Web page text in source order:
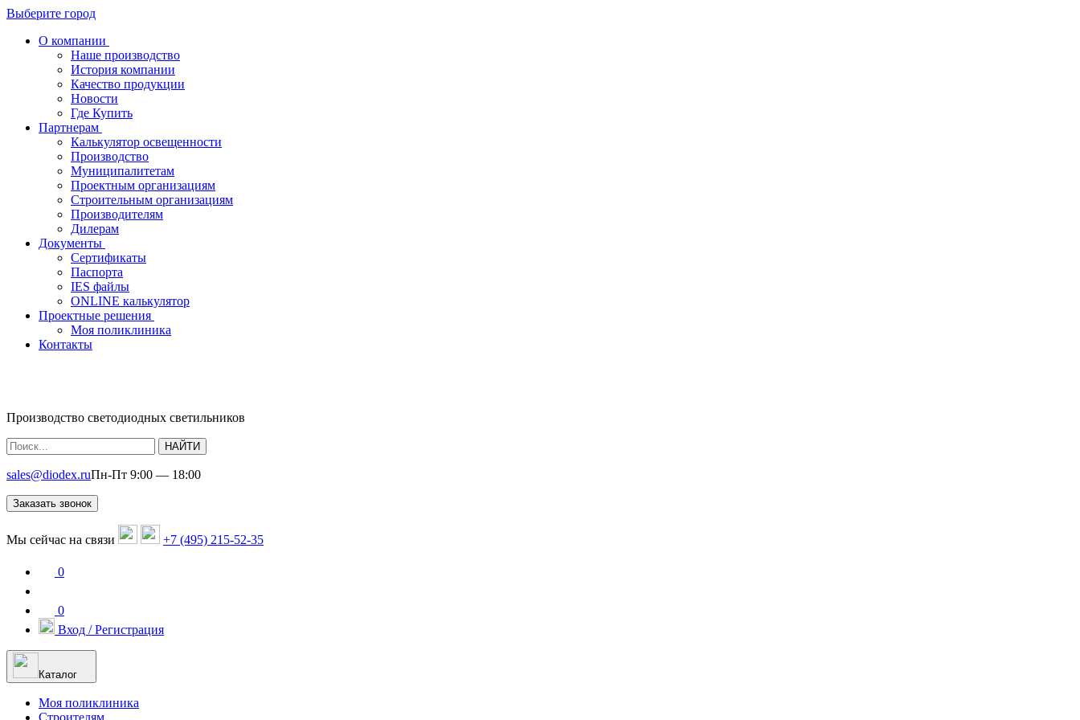
Выберите город
О компании
Наше производство
История компании
Качество продукции
Новости
Где Купить
Партнерам
Калькулятор освещенности
Производство
Муниципалитетам
Проектным организациям
Строительным организациям
Производителям
Дилерам
Документы
Сертификаты
Паспорта
IES файлы
ONLINE калькулятор
Проектные решения
Моя поликлиника
Контакты
Производство светодиодных светильников
НАЙТИ
sales@diodex.ruПн-Пт 9:00 — 18:00
Заказать звонок
Мы сейчас на связи +7 (495) 215-52-35
0
0
Вход / Регистрация
Каталог
Моя поликлиника
Строителям